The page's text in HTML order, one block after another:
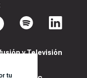
tu
y Televisión